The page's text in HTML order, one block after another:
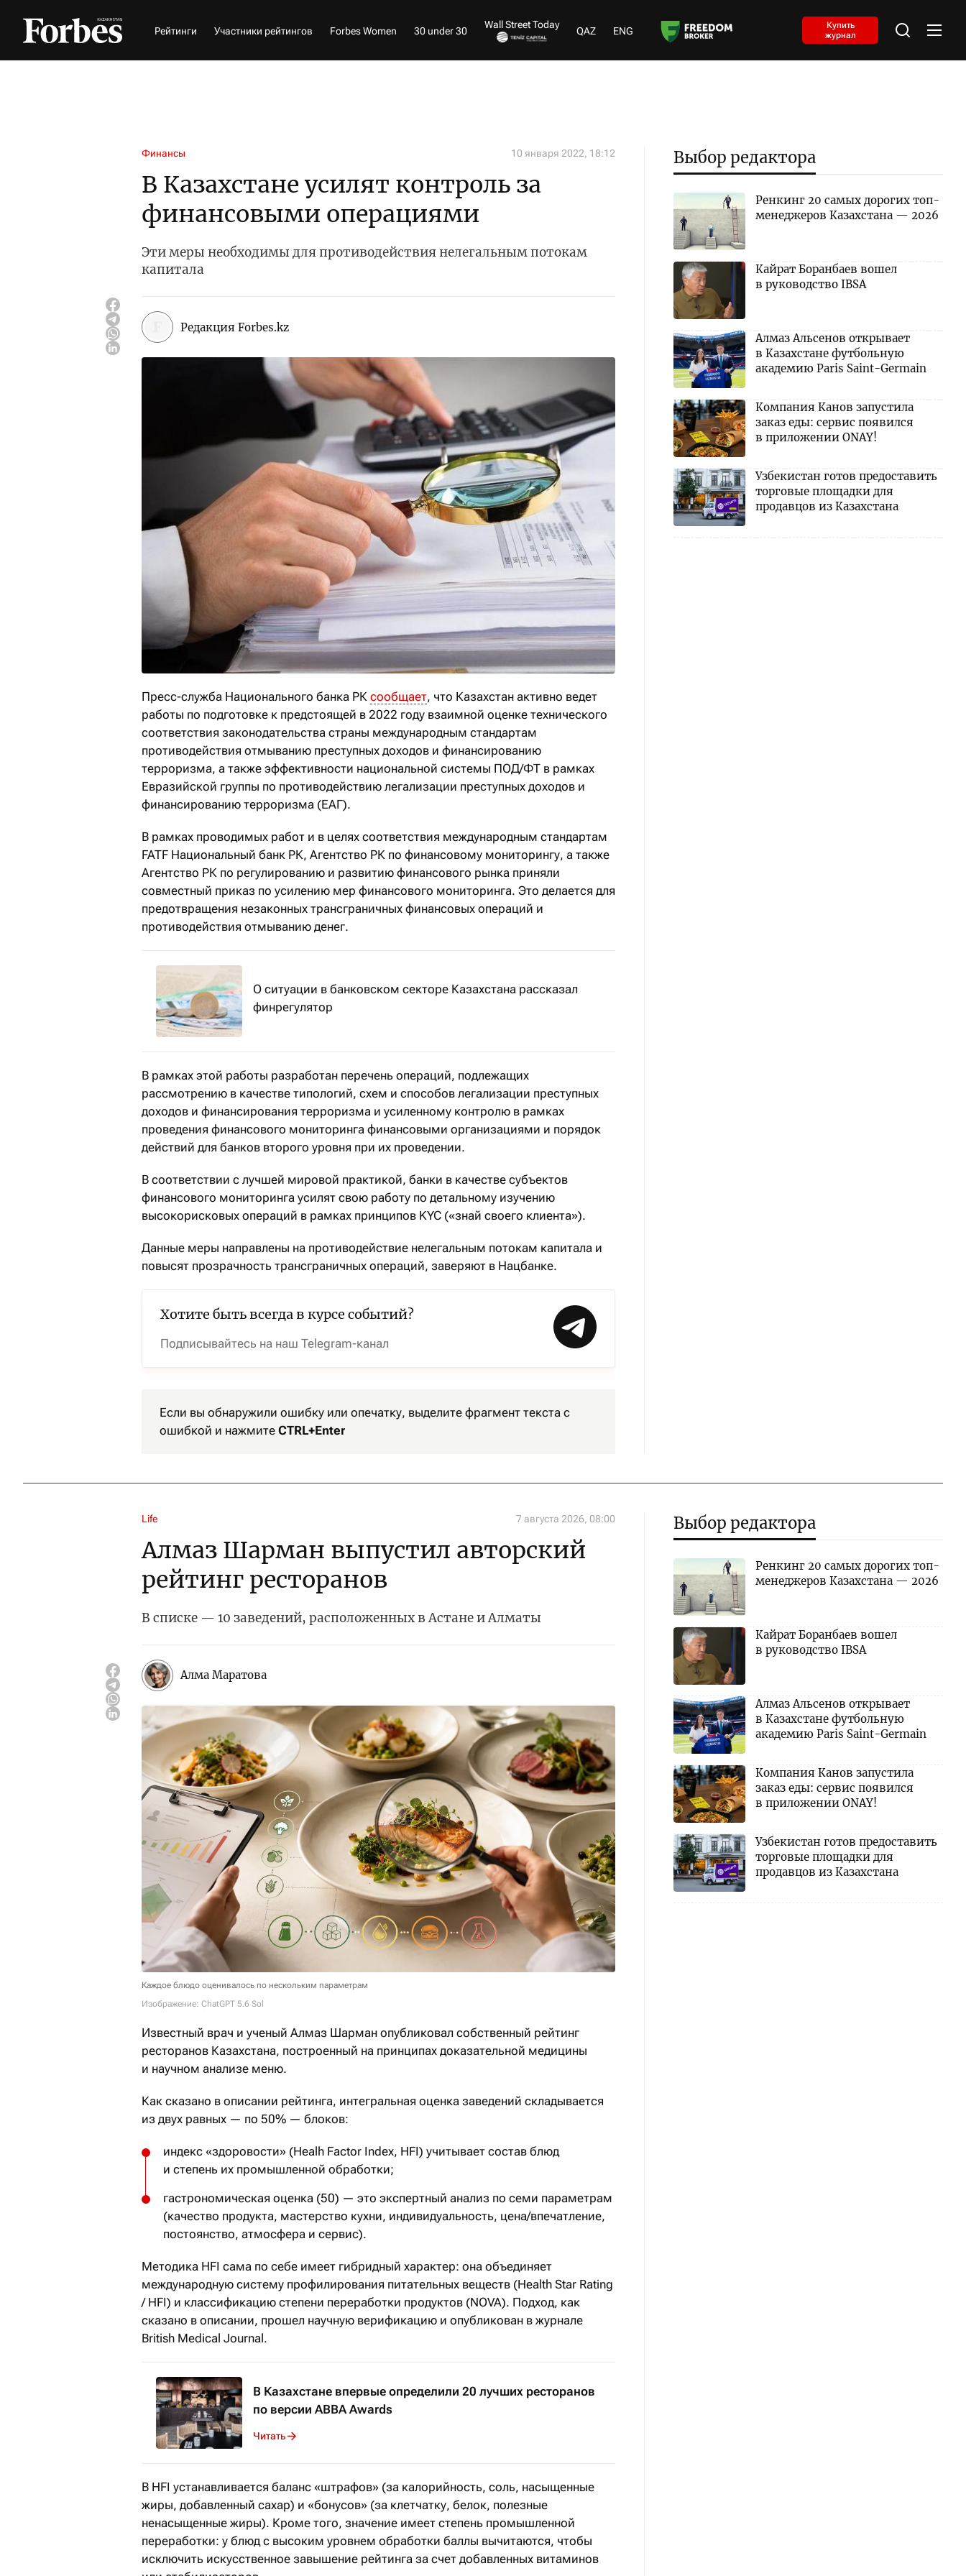
Рейтинги Участники рейтингов Forbes Women 30 under 30
Wall Street Today
QAZ ENG
Купить
журнал
Финансы 10 января 2022, 18:12
В Казахстане усилят контроль за
финансовыми операциями
Эти меры необходимы для противодействия нелегальным потокам
капитала
Редакция Forbes.kz
Пресс-служба Национального банка РК сообщает, что Казахстан активно ведет
работы по подготовке к предстоящей в 2022 году взаимной оценке технического
соответствия законодательства страны международным стандартам
противодействия отмыванию преступных доходов и финансированию
терроризма, а также эффективности национальной системы ПОД/ФТ в рамках
Евразийской группы по противодействию легализации преступных доходов и
финансированию терроризма (ЕАГ).
В рамках проводимых работ и в целях соответствия международным стандартам
FATF Национальный банк РК, Агентство РК по финансовому мониторингу, а также
Агентство РК по регулированию и развитию финансового рынка приняли
совместный приказ по усилению мер финансового мониторинга. Это делается для
предотвращения незаконных трансграничных финансовых операций и
противодействия отмыванию денег.
О ситуации в банковском секторе Казахстана рассказал
финрегулятор
В рамках этой работы разработан перечень операций, подлежащих
рассмотрению в качестве типологий, схем и способов легализации преступных
доходов и финансирования терроризма и усиленному контролю в рамках
проведения финансового мониторинга финансовыми организациями и порядок
действий для банков второго уровня при их проведении.
В соответствии с лучшей мировой практикой, банки в качестве субъектов
финансового мониторинга усилят свою работу по детальному изучению
высокорисковых операций в рамках принципов KYC («знай своего клиента»).
Данные меры направлены на противодействие нелегальным потокам капитала и
повысят прозрачность трансграничных операций, заверяют в Нацбанке.
Хотите быть всегда в курсе событий?
Подписывайтесь на наш Telegram-канал
Если вы обнаружили ошибку или опечатку, выделите фрагмент текста с
ошибкой и нажмите CTRL+Enter
Выбор редактора
Ренкинг 20 самых дорогих топ-
менеджеров Казахстана — 2026
Кайрат Боранбаев вошел
в руководство IBSA
Алмаз Альсенов открывает
в Казахстане футбольную
академию Paris Saint-Germain
Компания Канов запустила
заказ еды: сервис появился
в приложении ONAY!
Узбекистан готов предоставить
торговые площадки для
продавцов из Казахстана
Life 7 августа 2026, 08:00
Алмаз Шарман выпустил авторский
рейтинг ресторанов
В списке — 10 заведений, расположенных в Астане и Алматы
Алма Маратова
Каждое блюдо оценивалось по нескольким параметрам
Изображение: ChatGPT 5.6 Sol
Известный врач и ученый Алмаз Шарман опубликовал собственный рейтинг
ресторанов Казахстана, построенный на принципах доказательной медицины
и научном анализе меню.
Как сказано в описании рейтинга, интегральная оценка заведений складывается
из двух равных — по 50% — блоков:
индекс «здоровости» (Healh Factor Index, HFI) учитывает состав блюд
и степень их промышленной обработки;
гастрономическая оценка (50) — это экспертный анализ по семи параметрам
(качество продукта, мастерство кухни, индивидуальность, цена/впечатление,
постоянство, атмосфера и сервис).
Методика HFI сама по себе имеет гибридный характер: она объединяет
международную систему профилирования питательных веществ (Health Star Rating
/ HFI) и классификацию степени переработки продуктов (NOVA). Подход, как
сказано в описании, прошел научную верификацию и опубликован в журнале
British Medical Journal.
В Казахстане впервые определили 20 лучших ресторанов
по версии ABBA Awards
Читать
В HFI устанавливается баланс «штрафов» (за калорийность, соль, насыщенные
жиры, добавленный сахар) и «бонусов» (за клетчатку, белок, полезные
ненасыщенные жиры). Кроме того, значение имеет степень промышленной
переработки: у блюд с высоким уровнем обработки баллы вычитаются, чтобы
исключить искусственное завышение рейтинга за счет добавленных витаминов
Выбор редактора
Ренкинг 20 самых дорогих топ-
менеджеров Казахстана — 2026
Кайрат Боранбаев вошел
в руководство IBSA
Алмаз Альсенов открывает
в Казахстане футбольную
академию Paris Saint-Germain
Компания Канов запустила
заказ еды: сервис появился
в приложении ONAY!
Узбекистан готов предоставить
торговые площадки для
продавцов из Казахстана